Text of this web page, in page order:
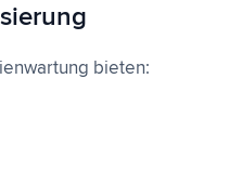
bieten: